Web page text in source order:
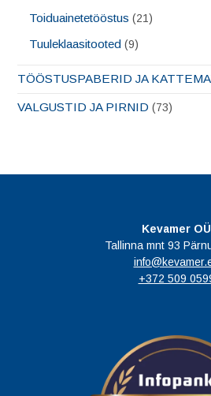
Toiduainetetööstus (21)
Tuuleklaasitooted (9)
TÖÖSTUSPABERID JA
VALGUSTID JA PIRNID (73)
Kevamer OÜ
Tallinna mnt 93
+372 509